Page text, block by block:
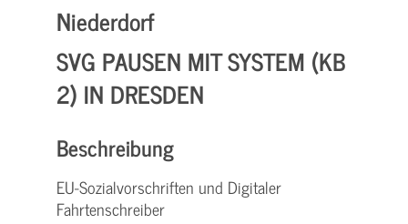
Niederdorf
SVG PAUSEN MIT SYSTEM (KB
2) IN DRESDEN
Beschreibung
EU-Sozialvorschriften und Digitaler
Fahrtenschreiber